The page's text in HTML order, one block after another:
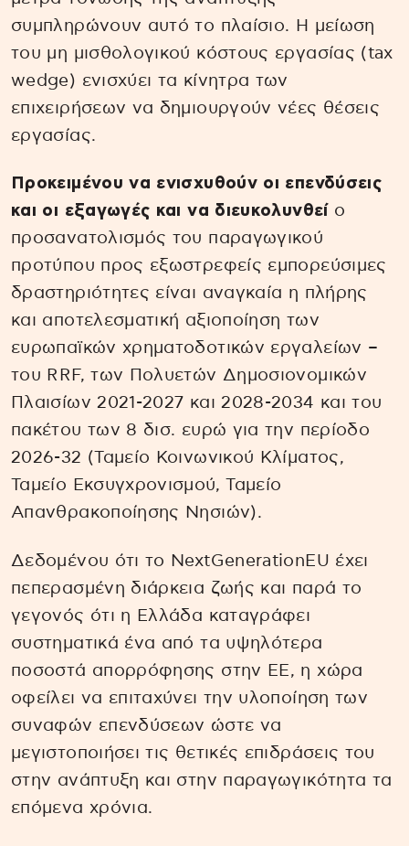
συμπληρώνουν αυτό το πλαίσιο. Η μείωση
του μη μισθολογικού κόστους εργασίας (tax
wedge) ενισχύει τα κίνητρα των
επιχειρήσεων να δημιουργούν νέες θέσεις
εργασίας.
Προκειμένου να ενισχυθούν οι επενδύσεις
και οι εξαγωγές και να διευκολυνθεί ο
προσανατολισμός του παραγωγικού
προτύπου προς εξωστρεφείς εμπορεύσιμες
δραστηριότητες είναι αναγκαία η πλήρης
και αποτελεσματική αξιοποίηση των
ευρωπαϊκών χρηματοδοτικών εργαλείων –
του RRF, των Πολυετών Δημοσιονομικών
Πλαισίων 2021-2027 και 2028-2034 και του
πακέτου των 8 δισ. ευρώ για την περίοδο
2026-32 (Ταμείο Κοινωνικού Κλίματος,
Ταμείο Εκσυγχρονισμού, Ταμείο
Απανθρακοποίησης Νησιών).
Δεδομένου ότι το NextGenerationEU έχει
πεπερασμένη διάρκεια ζωής και παρά το
γεγονός ότι η Ελλάδα καταγράφει
συστηματικά ένα από τα υψηλότερα
ποσοστά απορρόφησης στην ΕΕ, η χώρα
οφείλει να επιταχύνει την υλοποίηση των
συναφών επενδύσεων ώστε να
μεγιστοποιήσει τις θετικές επιδράσεις του
στην ανάπτυξη και στην παραγωγικότητα τα
επόμενα χρόνια.